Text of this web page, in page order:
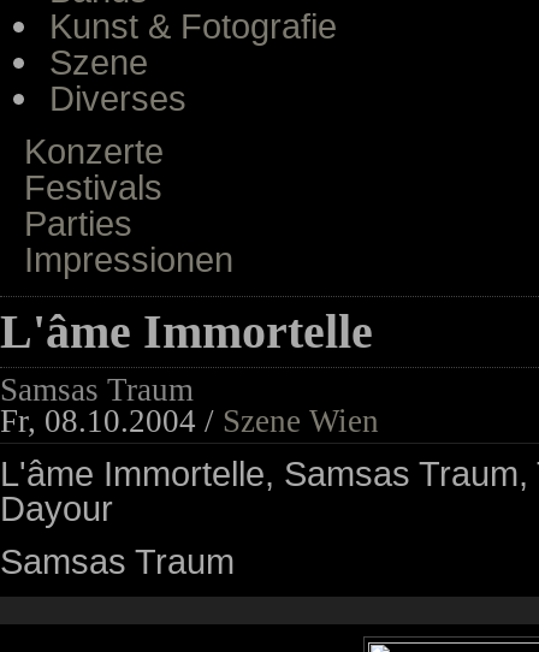
Kunst & Fotografie
Szene
Diverses
Konzerte
Festivals
Parties
Impressionen
L'âme Immortelle
Samsas Traum
Fr, 08.10.2004 / Szene Wien
L'âme Immortelle, Samsas
Dayour
Samsas Traum